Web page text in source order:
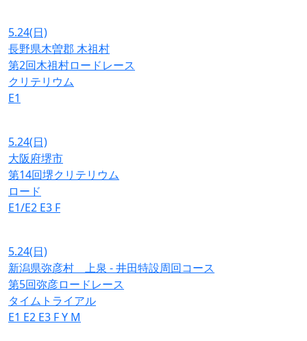
5.24(日)
長野県木曽郡 木祖村
第2回木祖村ロードレース
クリテリウム
E1
5.24(日)
大阪府堺市
第14回堺クリテリウム
ロード
E1/E2 E3 F
5.24(日)
新潟県弥彦村 上泉 - 井田特設周回コース
第5回弥彦ロードレース
タイムトライアル
E1 E2 E3 FY M